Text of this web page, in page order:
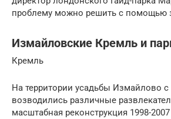
проблему можно решить с помощью
Измайловские Кремль и
Кремль
На территории усадьбы Измайлово с
возводились различные
масштабная реконструкция 1998-